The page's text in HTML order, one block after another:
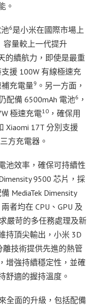
。
6是小米在國際市場上
容量較上一代提升
的續航力，即使是最重
支援 100W 有線極速充
充電量9 。另一方面，
配備 6500mAh 電池6 ，
極速充電10 ，確保用
Xiaomi 17T 分別支援
方充電器。
池效率，確保可持續性
9500 芯片，採
MediaTek Dimensity
者均在 CPU、GPU 及
嚴苛的多任務處理及新
持頂尖輸出，小米 3D
離技術提供先進的熱管
增強持續穩定性，並確
舒適的握持溫度。
全面的升級，包括配備